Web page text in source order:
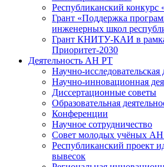
Республиканский конкурс
Грант «Поддержка
инженерных школ
Грант КНИТУ-КАИ в
Приоритет-2030
Деятельность АН РТ
Научно-исследовательская
Научно-инновационная
Диссертационные советы
Образовательная
Конференции
Научное сотрудничество
Совет молодых учёных
Республиканский проект
вывесок